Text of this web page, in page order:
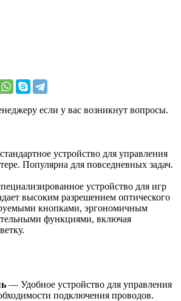
если у вас возникнут вопросы.
устройство для управления
Популярна для повседневных задач.
устройство для игр
высоким разрешением оптического
кнопками, эргономичным
функциями, включая
— Удобное устройство для управления
подключения проводов.